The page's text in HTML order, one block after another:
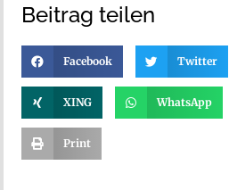
Beitrag teilen
Facebook Twitter
XING WhatsApp
Print